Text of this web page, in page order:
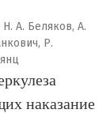
А. Беляков, А.
Р.
наказание